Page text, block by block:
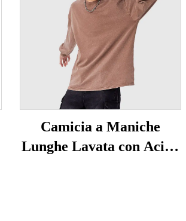
Camicia a Maniche
Lunghe Lavata con Acido